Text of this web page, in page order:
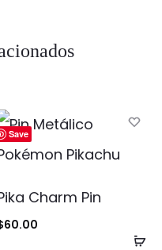
Save
Charm Pin
60.00